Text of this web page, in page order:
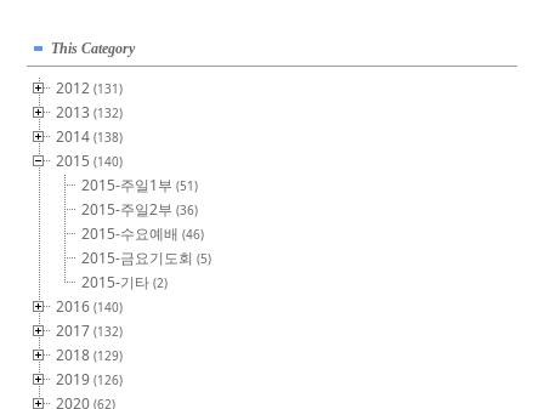
This Category
2012(131)
2013(132)
2014(138)
2015(140)
2015-주일1부(51)
2015-주일2부(36)
2015-수요예배(46)
2015-금요기도회(5)
2015-기타(2)
2016(140)
2017(132)
2018(129)
2019(126)
2020(62)